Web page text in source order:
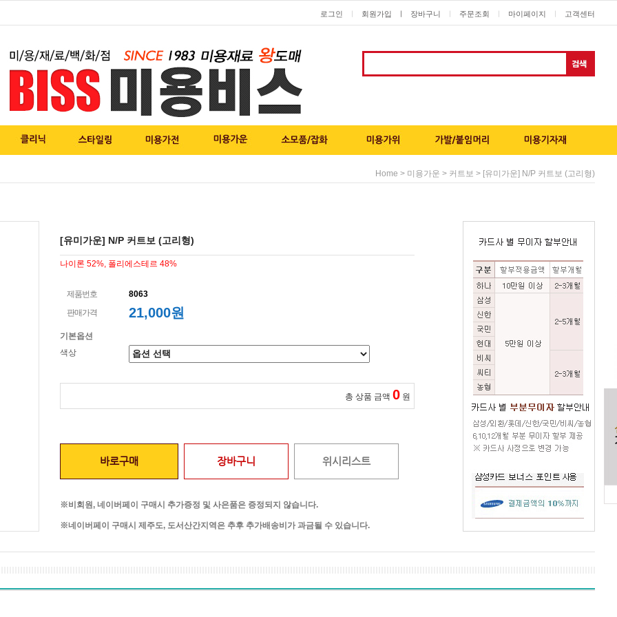
로그인 회원가입 ㅣ 장바구니 주문조회 마이페이지 고객센터
Home > 미용가운 > 커트보 > [유미가운] N/P 커트보 (고리형)
[유미가운] N/P 커트보 (고리형)
나이론 52%, 폴리에스테르 48%
제품번호
8063
판매가격
21,000원
기본옵션
색상
총 상품 금액 0 원
바로구매 장바구니 위시리스트
※비회원, 네이버페이 구매시 추가증정 및 사은품은 증정되지 않습니다.
※네이버페이 구매시 제주도, 도서산간지역은 추후 추가배송비가 과금될 수 있습니다.